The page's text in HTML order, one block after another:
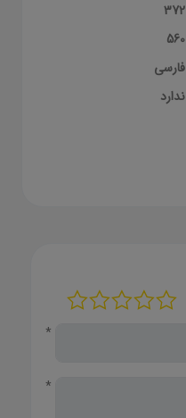
372
560
فارسی
ندارد
*
*